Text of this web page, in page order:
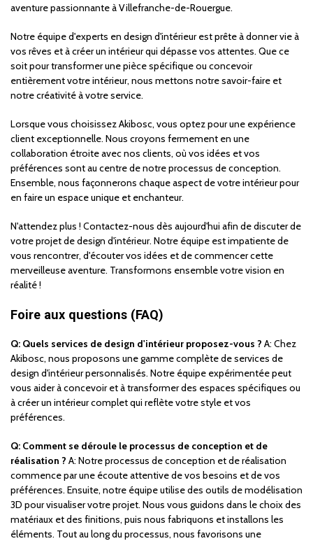
aventure passionnante à Villefranche-de-Rouergue.
Notre équipe d'experts en design d'intérieur est prête à donner vie à
vos rêves et à créer un intérieur qui dépasse vos attentes. Que ce
soit pour transformer une pièce spécifique ou concevoir
entièrement votre intérieur, nous mettons notre savoir-faire et
notre créativité à votre service.
Lorsque vous choisissez Akibosc, vous optez pour une expérience
client exceptionnelle. Nous croyons fermement en une
collaboration étroite avec nos clients, où vos idées et vos
préférences sont au centre de notre processus de conception.
Ensemble, nous façonnerons chaque aspect de votre intérieur pour
en faire un espace unique et enchanteur.
N'attendez plus ! Contactez-nous dès aujourd'hui afin de discuter de
votre projet de design d'intérieur. Notre équipe est impatiente de
vous rencontrer, d'écouter vos idées et de commencer cette
merveilleuse aventure. Transformons ensemble votre vision en
réalité !
Foire aux questions (FAQ)
Q: Quels services de design d'intérieur proposez-vous ? A: Chez
Akibosc, nous proposons une gamme complète de services de
design d'intérieur personnalisés. Notre équipe expérimentée peut
vous aider à concevoir et à transformer des espaces spécifiques ou
à créer un intérieur complet qui reflète votre style et vos
préférences.
Q: Comment se déroule le processus de conception et de
réalisation ? A: Notre processus de conception et de réalisation
commence par une écoute attentive de vos besoins et de vos
préférences. Ensuite, notre équipe utilise des outils de modélisation
3D pour visualiser votre projet. Nous vous guidons dans le choix des
matériaux et des finitions, puis nous fabriquons et installons les
éléments. Tout au long du processus, nous favorisons une